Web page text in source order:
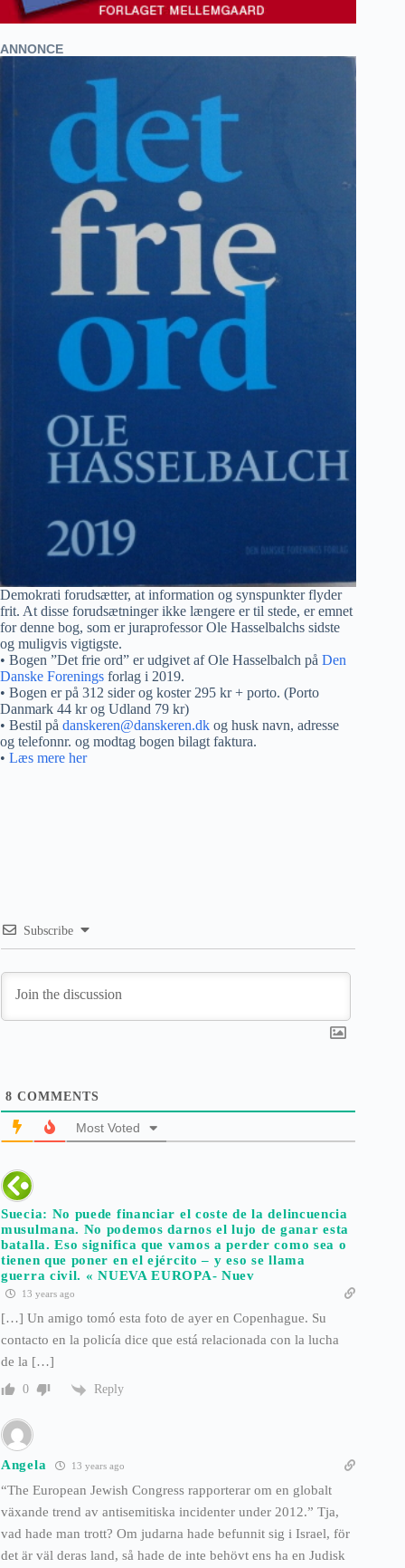
ANNONCE
Demokrati forudsætter, at information og synspunkter flyder
frit. At disse forudsætninger ikke længere er til stede, er emnet
for denne bog, som er juraprofessor Ole Hasselbalchs sidste
og muligvis vigtigste.
• Bogen ”Det frie ord” er udgivet af Ole Hasselbalch på Den
Danske Forenings forlag i 2019.
• Bogen er på 312 sider og koster 295 kr + porto. (Porto
Danmark 44 kr og Udland 79 kr)
• Bestil på danskeren@danskeren.dk og husk navn, adresse
og telefonnr. og modtag bogen bilagt faktura.
• Læs mere her
Subscribe
8 COMMENTS
Most Voted
Suecia: No puede financiar el coste de la delincuencia
musulmana. No podemos darnos el lujo de ganar esta
batalla. Eso significa que vamos a perder como sea o
tienen que poner en el ejército – y eso se llama
guerra civil. « NUEVA EUROPA- Nuev
13 years ago
[…] Un amigo tomó esta foto de ayer en Copenhague. Su
contacto en la policía dice que está relacionada con la lucha
de la […]
0 Reply
Angela 13 years ago
“The European Jewish Congress rapporterar om en globalt
växande trend av antisemitiska incidenter under 2012.” Tja,
vad hade man trott? Om judarna hade befunnit sig i Israel, för
det är väl deras land, så hade de inte behövt ens ha en Judisk